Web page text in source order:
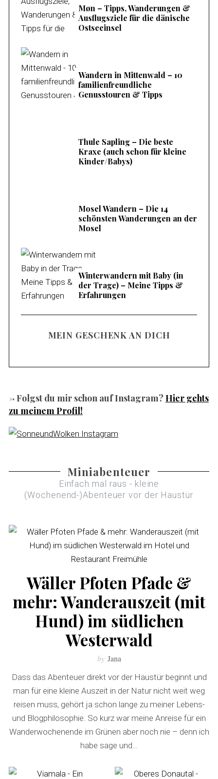
Møn – Tipps, Wanderungen &
Ausflugsziele für die dänische
Ostseeinsel
Wandern in Mittenwald – 10
familienfreundliche
Genusstouren & Tipps
Thule Sapling – Die beste
Kraxe (auch schon für kleine
Kinder/Babys)
Mosel Wandern – Die 14
schönsten Wanderungen an der
Mosel
Winterwandern mit Baby (in
der Trage) – Meine Tipps &
Erfahrungen
MEIN GESCHENK AN DICH
-> Folgst du mir schon auf Instagram? Hier gehts
zu meinem Profil!
Miniabenteuer
Einfach mal raus - kleine
(Wochenend-)Abenteuer vor der Haustür
Wäller Pfoten Pfade &
mehr: Wanderauszeit (mit
Hund) im südlichen
Westerwald
by Jana
Dass das Abenteuer direkt vor der Haustür beginnt und
man für eine kleine Auszeit in der Natur nicht weit weg
reisen muss, gehört ja schon lange zu meiner Lebens-
und Blogphilosophie. So kurz war meine Anreise für ein
Wanderwochenende im Grünen aber noch nie – denn ich
habe sage und…
S
a
h
o